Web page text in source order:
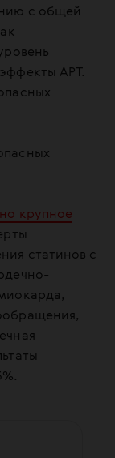
с общей
АРТ.
крупное
статинов с